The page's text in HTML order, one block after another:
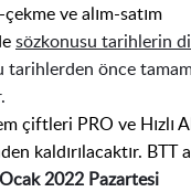
ve alım-satım
sözkonusu tarihlerin
tarihlerden önce
çiftleri PRO ve Hızlı
kaldırılacaktır. BTT
2022 Pazartesi